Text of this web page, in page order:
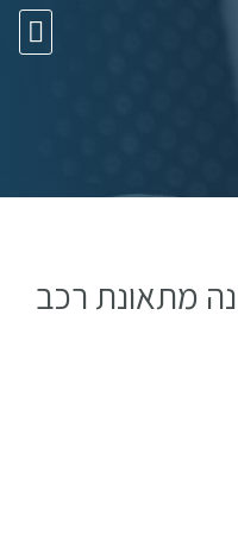
מתאונת רכב